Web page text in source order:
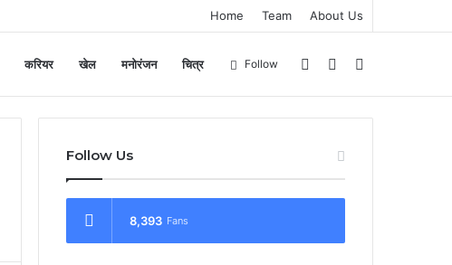
Home Team About Us
करियर खेल मनोरंजन चित्र Sidebar
Log
Follow
Follow Us
8,393 Fans